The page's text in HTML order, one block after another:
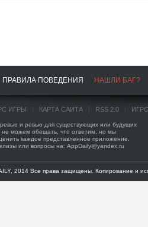
ПРАВИЛА ПОВЕДЕНИЯ НАШЛИ БАГ?
ИГРЫ КАРТА САЙТА RSS 2.0
и ревью для существующих или будущих
можем обещать, что ответим, но мы
каждое представленное приложение.
или вопросы на: AppDaily@yandex.ru
2014 Все права защищены. Копирование и